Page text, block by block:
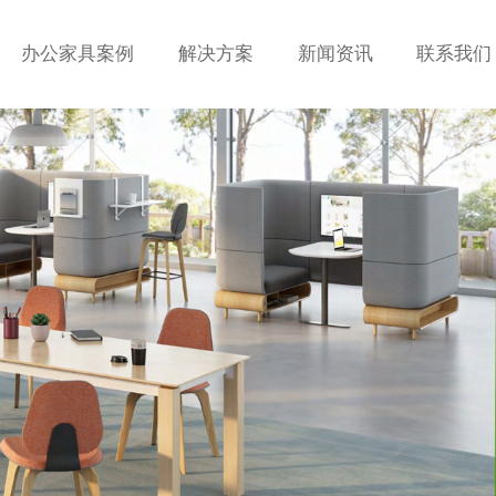
办公家具案例 解决方案 新闻资讯 联系我们